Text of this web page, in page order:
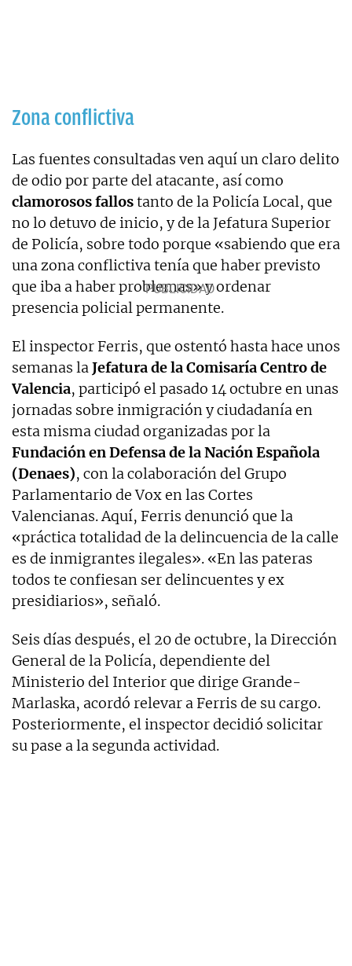
Zona conflictiva
Las fuentes consultadas ven aquí un claro delito
de odio por parte del atacante, así como
clamorosos fallostanto de la Policía Local, que
no lo detuvo de inicio, y de la Jefatura Superior
de Policía, sobre todo porque «sabiendo que era
una zona conflictiva tenía que haber previsto
que iba a haber problemas» y ordenar
presencia policial permanente.
El inspector Ferris, que ostentó hasta hace unos
semanas laJefatura de la Comisaría Centro de
Valencia, participó el pasado 14 octubre en unas
jornadas sobre inmigración y ciudadanía en
esta misma ciudad organizadas por la
Fundación en Defensa de la Nación Española
(Denaes), con la colaboración del Grupo
Parlamentario de Vox en las Cortes
Valencianas. Aquí, Ferris denunció que la
«práctica totalidad de la delincuencia de la calle
es de inmigrantes ilegales». «En las pateras
todos te confiesan ser delincuentes y ex
presidiarios», señaló.
Seis días después, el 20 de octubre, la Dirección
General de la Policía, dependiente del
Ministerio del Interior que dirige Grande-
Marlaska, acordó relevar a Ferris de su cargo.
Posteriormente, el inspector decidió solicitar
su pase a la segunda actividad.